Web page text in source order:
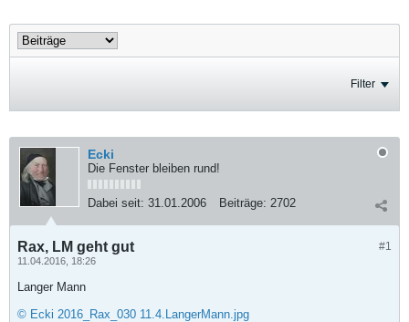
Filter
Ecki
Die Fenster bleiben rund!
Dabei seit: 31.01.2006 Beiträge: 2702
#1
Rax, LM geht gut
11.04.2016, 18:26
Langer Mann
© Ecki 2016_Rax_030 11.4.LangerMann.jpg